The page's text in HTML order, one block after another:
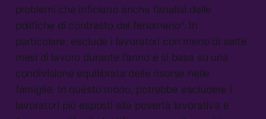
problemi che inficiano anche l’analisi delle
politiche di contrasto del fenomeno”. In
particolare, esclude i lavoratori con meno di sette
mesi di lavoro durante l’anno e si basa su una
condivisione equilibrata delle risorse nelle
famiglie. In questo modo, potrebbe escludere i
lavoratori più esposti alla povertà lavorativa e